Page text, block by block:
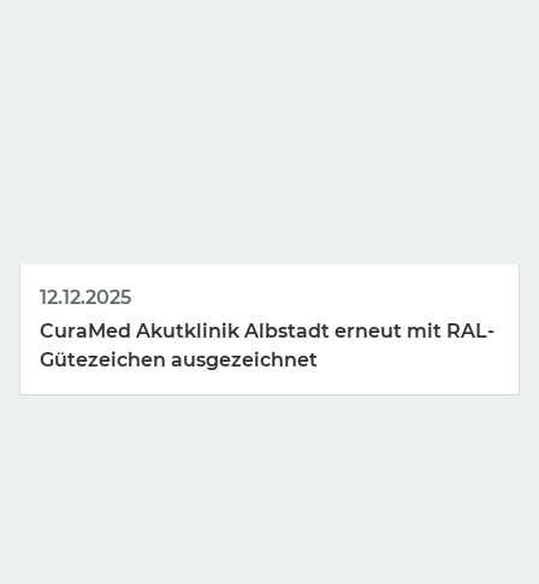
12.12.2025
CuraMed Akutklinik Albstadt erneut mit RAL-
Gütezeichen ausgezeichnet